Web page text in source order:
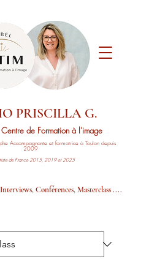
PRISCILLA G.
Centre de Formation à l'image
Accompagnante et formatrice à Toulon depuis
2009
de France 2015, 2019 et 2025
Conférences, Masterclass ....